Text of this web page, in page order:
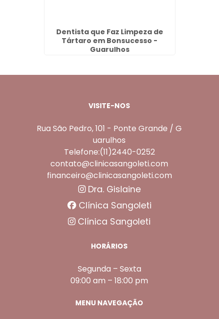
Dentista que Faz Limpeza de
Tártaro em Bonsucesso -
Guarulhos
VISITE-NOS
Rua São Pedro, 101 - Ponte Grande / G
uarulhos
Telefone:(11)2440-0252
contato@clinicasangoleti.com
financeiro@clinicasangoleti.com
Dra. Gislaine
Clínica Sangoleti
Clínica Sangoleti
HORÁRIOS
Segunda – Sexta
09:00 am – 18:00 pm
MENU NAVEGAÇÃO